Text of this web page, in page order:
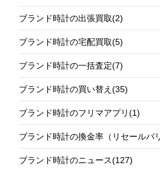
ブランド時計の出張買取(2)
ブランド時計の宅配買取(5)
ブランド時計の一括査定(7)
ブランド時計の買い替え(35)
ブランド時計のフリマアプリ(1)
ブランド時計の換金率（リセールバ
ブランド時計のニュース(127)